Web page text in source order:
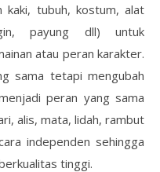
kaki, tubuh, kostum, alat
payung dll) untuk
atau peran karakter.
sama tetapi mengubah
peran yang sama
alis, mata, lidah, rambut
independen sehingga
tinggi.